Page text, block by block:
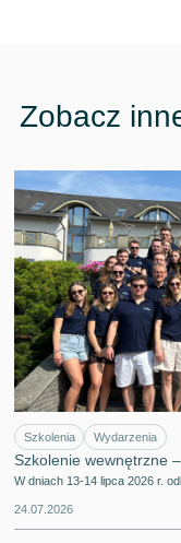
Zobacz
Szkolenia Wydarzenia
Szkolenie wewnętrzne
W dniach 13-14 lipca 2026 r.
24.07.2026